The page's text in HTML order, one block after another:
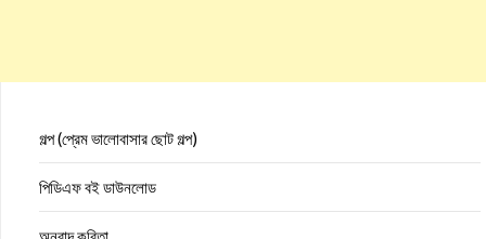
গল্প (প্রেম ভালোবাসার ছোট গল্প)
পিডিএফ বই ডাউনলোড